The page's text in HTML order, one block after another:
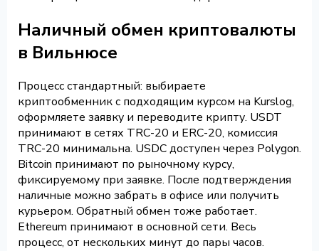
Наличный обмен криптовалюты
в Вильнюсе
Процесс стандартный: выбираете
криптообменник с подходящим курсом на Kurslog,
оформляете заявку и переводите крипту. USDT
принимают в сетях TRC-20 и ERC-20, комиссия
TRC-20 минимальна. USDC доступен через Polygon.
Bitcoin принимают по рыночному курсу,
фиксируемому при заявке. После подтверждения
наличные можно забрать в офисе или получить
курьером. Обратный обмен тоже работает.
Ethereum принимают в основной сети. Весь
процесс, от нескольких минут до пары часов.